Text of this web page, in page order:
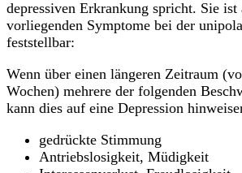
depressiven Erkrankung spricht. Sie ist
vorliegenden Symptome bei der
feststellbar:
Wenn über einen längeren Zeitraum
Wochen) mehrere der folgenden
kann dies auf eine Depression
gedrückte Stimmung
Antriebslosigkeit, Müdigkeit